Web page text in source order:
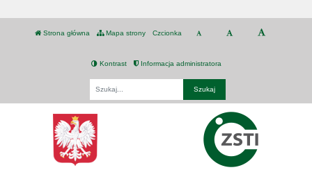
Strona główna Mapa strony Czcionka
Kontrast Informacja administratora